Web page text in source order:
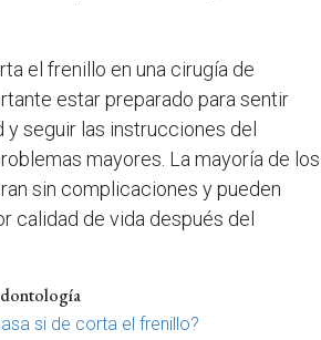
el frenillo en una cirugía de
estar preparado para sentir
seguir las instrucciones del
mayores. La mayoría de los
sin complicaciones y pueden
calidad de vida después del
si de corta el frenillo?